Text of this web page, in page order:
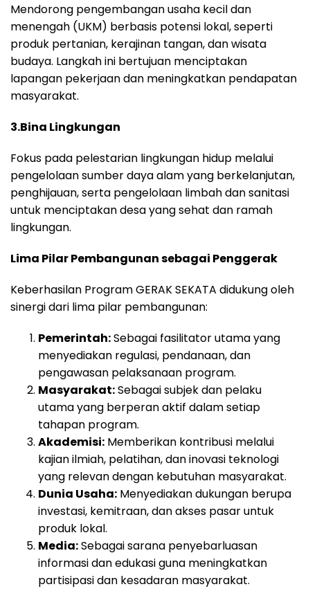
Mendorong pengembangan usaha kecil dan
menengah (UKM) berbasis potensi lokal, seperti
produk pertanian, kerajinan tangan, dan wisata
budaya. Langkah ini bertujuan menciptakan
lapangan pekerjaan dan meningkatkan pendapatan
masyarakat.
3.Bina Lingkungan
Fokus pada pelestarian lingkungan hidup melalui
pengelolaan sumber daya alam yang berkelanjutan,
penghijauan, serta pengelolaan limbah dan sanitasi
untuk menciptakan desa yang sehat dan ramah
lingkungan.
Lima Pilar Pembangunan sebagai Penggerak
Keberhasilan Program GERAK SEKATA didukung oleh
sinergi dari lima pilar pembangunan:
Pemerintah:Sebagai fasilitator utama yang
menyediakan regulasi, pendanaan, dan
pengawasan pelaksanaan program.
Masyarakat:Sebagai subjek dan pelaku
utama yang berperan aktif dalam setiap
tahapan program.
Akademisi: Memberikan kontribusi melalui
kajian ilmiah, pelatihan, dan inovasi teknologi
yang relevan dengan kebutuhan masyarakat.
Dunia Usaha: Menyediakan dukungan berupa
investasi, kemitraan, dan akses pasar untuk
produk lokal.
Media:Sebagai sarana penyebarluasan
informasi dan edukasi guna meningkatkan
partisipasi dan kesadaran masyarakat.